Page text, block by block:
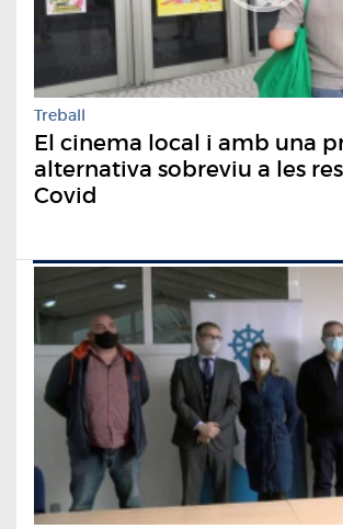
Treball
El cinema local i amb una
alternativa sobreviu a les
Covid